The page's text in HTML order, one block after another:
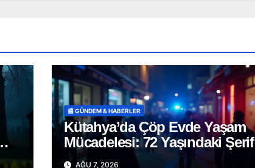
📰 GÜNDEM & HABERLER
Kütahya’da Çöp Evde Yaşam
Mücadelesi: 72 Yaşındaki
D. Mucizevi Şekilde Kurtarıldı
AĞU 7, 2026